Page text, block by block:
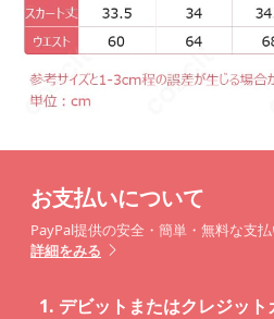
お支払いについて
PayPal提供の安全・簡単・無料な支払
詳細をみる
1. デビットまたはクレジット